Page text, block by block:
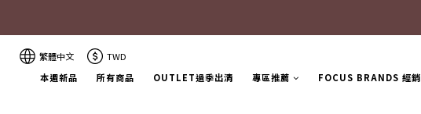
繁體中文
TWD
本週新品
所有商品 OUTLET過季出清 專區推薦 FOCUS BRANDS 經銷